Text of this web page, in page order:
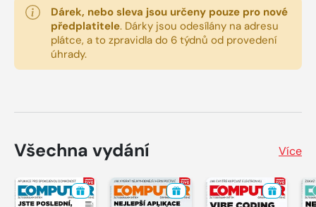
Dárek, nebo sleva jsou určeny pouze pro nové
předplatitele. Dárky jsou odesílány na adresu
plátce, a to zpravidla do 6 týdnů od provedení
úhrady.
Všechna vydání Více